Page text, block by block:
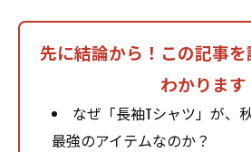
先に結論から！この記事
わかります
なぜ「長袖Tシャツ」が、
最強のアイテムなのか？